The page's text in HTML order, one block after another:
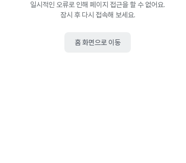
일시적인 오류로 인해 페이지 접근을 할 수 없어요.
잠시 후 다시 접속해 보세요.
홈 화면으로 이동